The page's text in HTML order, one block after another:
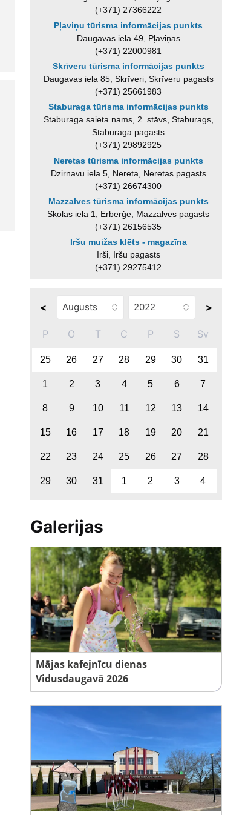
(+371) 27366222
Pļaviņu tūrisma informācijas punkts
Daugavas iela 49, Pļaviņas
(+371) 22000981
Skrīveru tūrisma informācijas punkts
Daugavas iela 85, Skrīveri, Skrīveru pagasts
(+371) 25661983
Staburaga tūrisma informācijas punkts
Staburaga saieta nams, 2. stāvs, Staburags,
Staburaga pagasts
(+371) 29892925
Neretas tūrisma informācijas punkts
Dzirnavu iela 5, Nereta, Neretas pagasts
(+371) 26674300
Mazzalves tūrisma informācijas punkts
Skolas iela 1, Ērberģe, Mazzalves pagasts
(+371) 26156535
Iršu muižas klēts - magazīna
Irši, Iršu pagasts
(+371) 29275412
< >
P O T C P S Sv
25 26 27 28 29 30 31
1 2 3 4 5 6 7
8 9 10 11 12 13 14
15 16 17 18 19 20 21
22 23 24 25 26 27 28
29 30 31 1 2 3 4
Galerijas
Mājas kafejnīcu dienas
Vidusdaugavā 2026